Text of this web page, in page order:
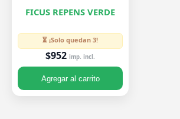
FICUS REPENS VERDE
⏳ ¡Solo quedan 3!
$952 imp. incl.
Agregar al carrito